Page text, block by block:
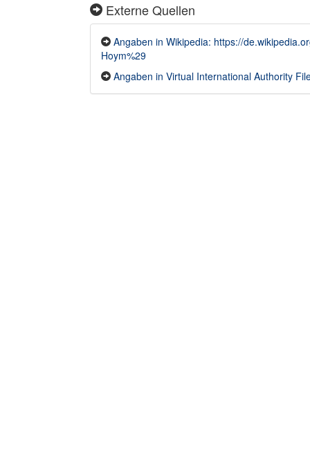
Externe Quellen
Angaben in Wikipedia: https://
Hoym%29
Angaben in Virtual International Authority